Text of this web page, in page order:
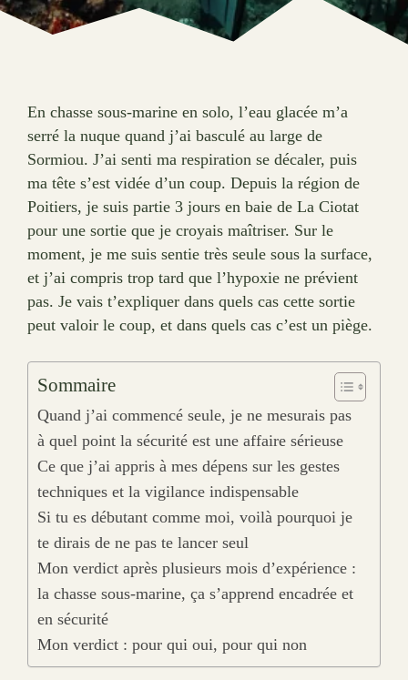
En chasse sous-marine en solo, l’eau glacée m’a
serré la nuque quand j’ai basculé au large de
Sormiou. J’ai senti ma respiration se décaler, puis
ma tête s’est vidée d’un coup. Depuis la région de
Poitiers, je suis partie 3 jours en baie de La Ciotat
pour une sortie que je croyais maîtriser. Sur le
moment, je me suis sentie très seule sous la surface,
et j’ai compris trop tard que l’hypoxie ne prévient
pas. Je vais t’expliquer dans quels cas cette sortie
peut valoir le coup, et dans quels cas c’est un piège.
Sommaire
Quand j’ai commencé seule, je ne mesurais pas
à quel point la sécurité est une affaire sérieuse
Ce que j’ai appris à mes dépens sur les gestes
techniques et la vigilance indispensable
Si tu es débutant comme moi, voilà pourquoi je
te dirais de ne pas te lancer seul
Mon verdict après plusieurs mois d’expérience :
la chasse sous-marine, ça s’apprend encadrée et
en sécurité
Mon verdict : pour qui oui, pour qui non